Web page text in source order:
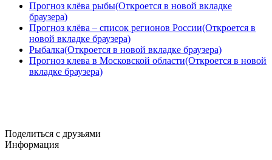
Прогноз клёва рыбы(Откроется в новой вкладке
браузера)
Прогноз клёва – список регионов России(Откроется в
новой вкладке браузера)
Рыбалка(Откроется в новой вкладке браузера)
Прогноз клева в Московской области(Откроется в новой
вкладке браузера)
Поделиться с друзьями
Информация